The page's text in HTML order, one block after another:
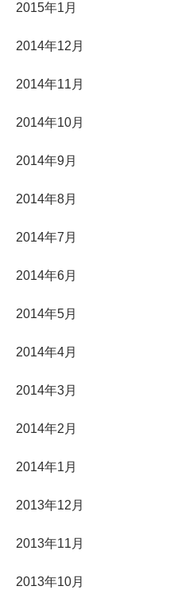
2015年1月
2014年12月
2014年11月
2014年10月
2014年9月
2014年8月
2014年7月
2014年6月
2014年5月
2014年4月
2014年3月
2014年2月
2014年1月
2013年12月
2013年11月
2013年10月